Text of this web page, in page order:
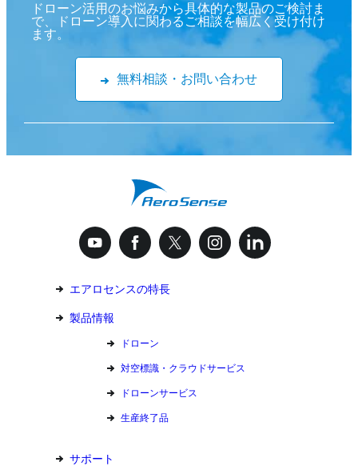
ドローン活用のお悩みから具体的な製品のご検討ま
で、ドローン導入に関わるご相談を幅広く受け付け
ます。
無料相談・お問い合わせ
エアロセンスの特長
製品情報
ドローン
対空標識・クラウドサービス
ドローンサービス
生産終了品
サポート